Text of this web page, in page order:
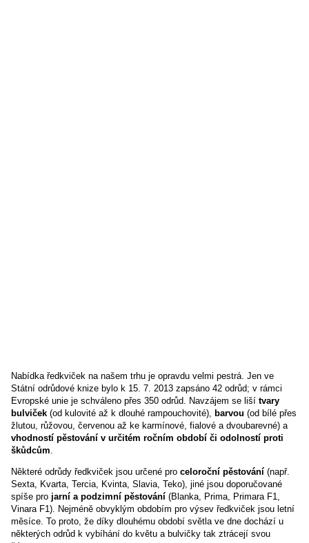
Nabídka ředkviček na našem trhu je opravdu velmi pestrá. Jen ve
Státní odrůdové knize bylo k 15. 7. 2013 zapsáno 42 odrůd; v rámci
Evropské unie je schváleno přes 350 odrůd. Navzájem se liší tvary
bulviček (od kulovité až k dlouhé rampouchovité), barvou (od bílé přes
žlutou, růžovou, červenou až ke karmínové, fialové a dvoubarevné) a
vhodností pěstování v určitém ročním období či odolností proti
škůdcům.
Některé odrůdy ředkviček jsou určené pro celoroční pěstování (např.
Sexta, Kvarta, Tercia, Kvinta, Slavia, Teko), jiné jsou doporučované
spíše pro jarní a podzimní pěstování (Blanka, Prima, Primara F1,
Vinara F1). Nejméně obvyklým obdobím pro výsev ředkviček jsou letní
měsíce. To proto, že díky dlouhému období světla ve dne dochází u
některých odrůd k vybíhání do květu a bulvičky tak ztrácejí svou